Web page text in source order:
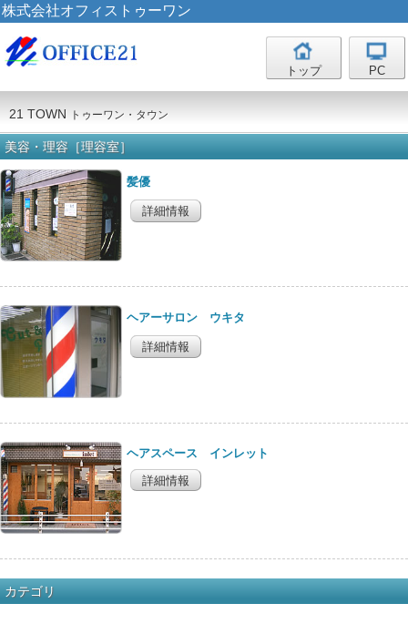
株式会社オフィストゥーワン
トップ PC
21 TOWN トゥーワン・タウン
美容・理容［理容室］
髪優
詳細情報
ヘアーサロン ウキタ
詳細情報
ヘアスペース インレット
詳細情報
カテゴリ